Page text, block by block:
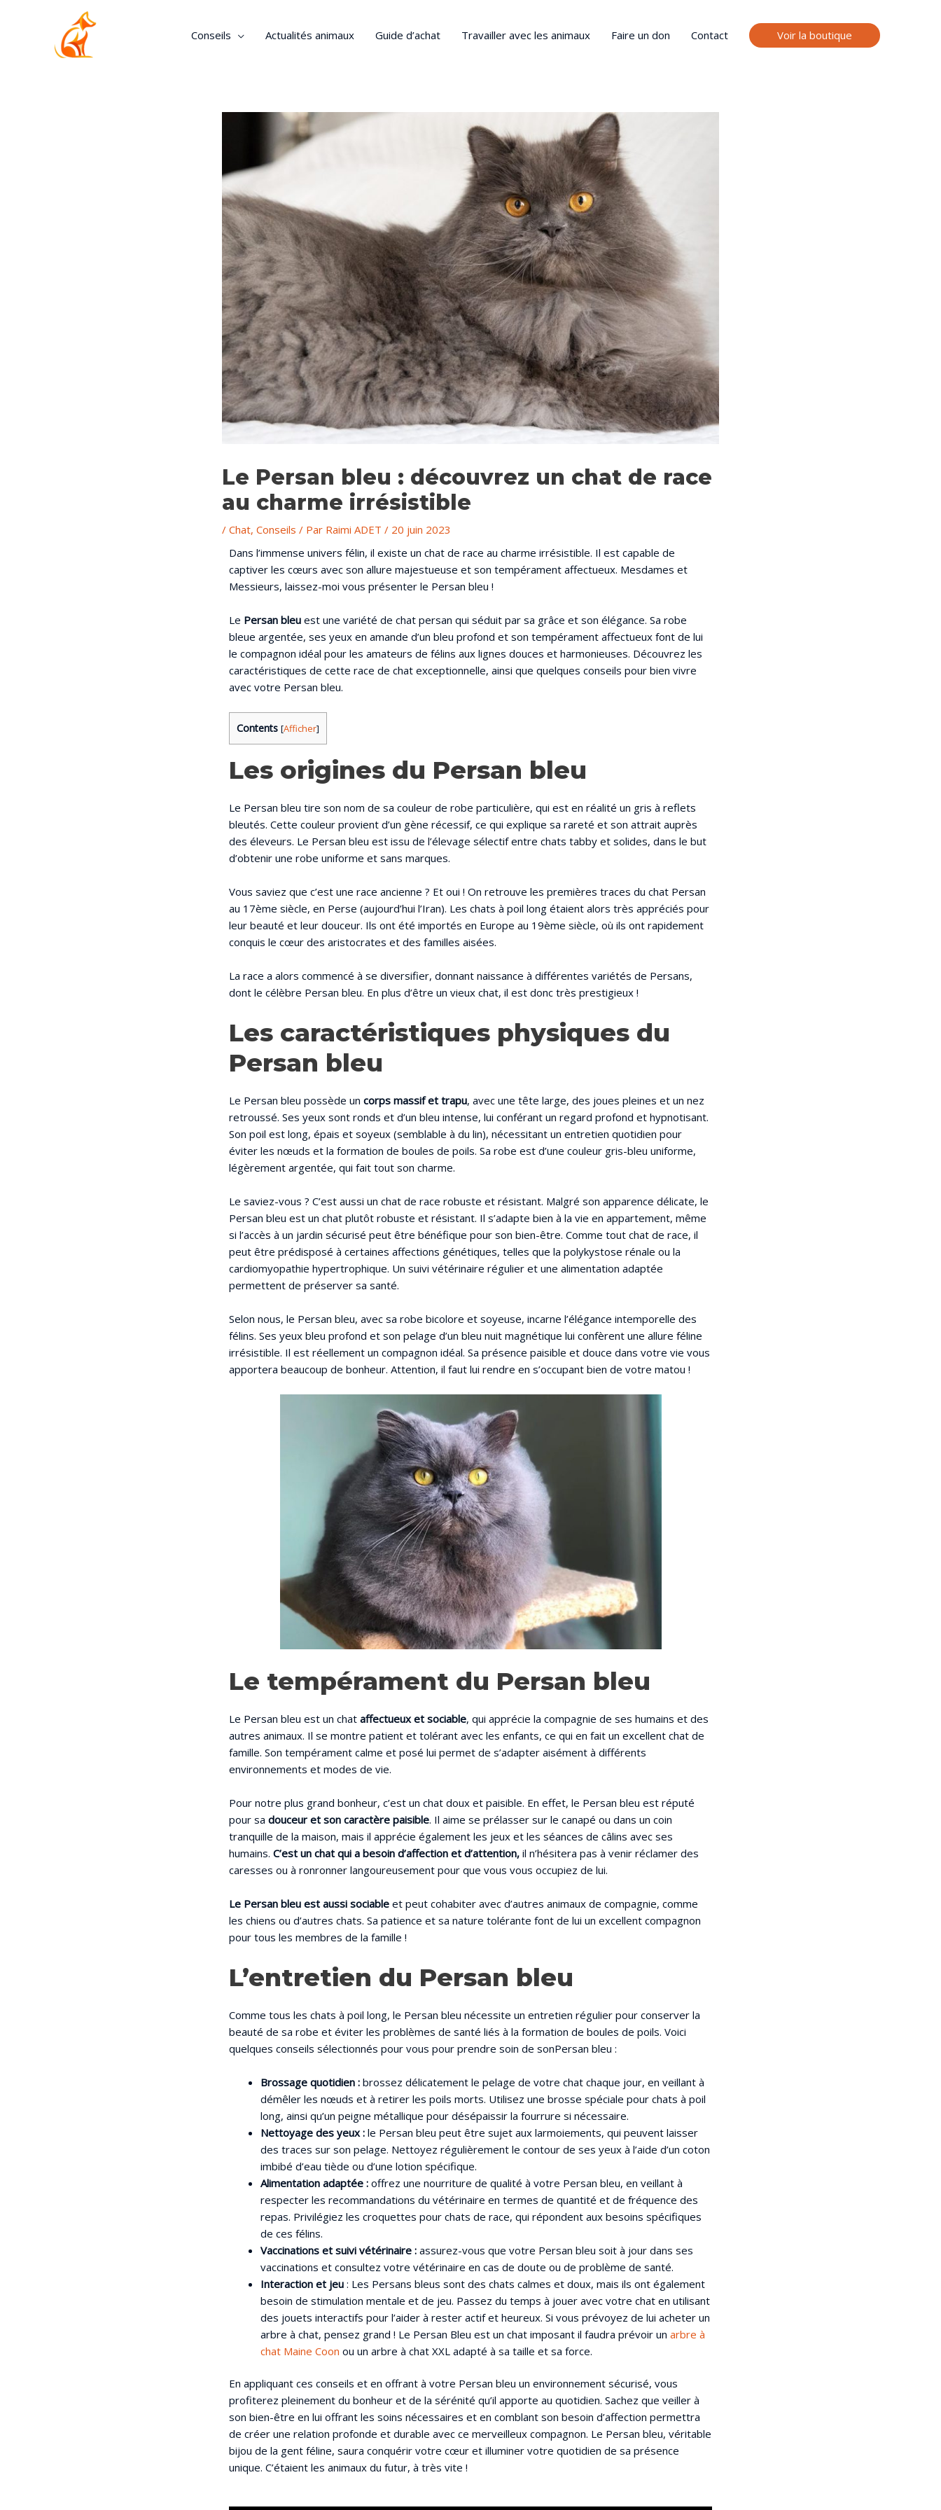
Conseils Actualités animaux Guide d’achat Travailler avec les animaux Faire un don Contact Voir la boutique
Le Persan bleu : découvrez un chat de race
au charme irrésistible
/ Chat, Conseils / Par Raimi ADET / 20 juin 2023
Dans l’immense univers félin, il existe un chat de race au charme irrésistible. Il est capable de
captiver les cœurs avec son allure majestueuse et son tempérament affectueux. Mesdames et
Messieurs, laissez-moi vous présenter le Persan bleu !
Le Persan bleu est une variété de chat persan qui séduit par sa grâce et son élégance. Sa robe
bleue argentée, ses yeux en amande d’un bleu profond et son tempérament affectueux font de lui
le compagnon idéal pour les amateurs de félins aux lignes douces et harmonieuses. Découvrez les
caractéristiques de cette race de chat exceptionnelle, ainsi que quelques conseils pour bien vivre
avec votre Persan bleu.
Contents [Afficher]
Les origines du Persan bleu
Le Persan bleu tire son nom de sa couleur de robe particulière, qui est en réalité un gris à reflets
bleutés. Cette couleur provient d’un gène récessif, ce qui explique sa rareté et son attrait auprès
des éleveurs. Le Persan bleu est issu de l’élevage sélectif entre chats tabby et solides, dans le but
d’obtenir une robe uniforme et sans marques.
Vous saviez que c’est une race ancienne ? Et oui ! On retrouve les premières traces du chat Persan
au 17ème siècle, en Perse (aujourd’hui l’Iran). Les chats à poil long étaient alors très appréciés pour
leur beauté et leur douceur. Ils ont été importés en Europe au 19ème siècle, où ils ont rapidement
conquis le cœur des aristocrates et des familles aisées.
La race a alors commencé à se diversifier, donnant naissance à différentes variétés de Persans,
dont le célèbre Persan bleu. En plus d’être un vieux chat, il est donc très prestigieux !
Les caractéristiques physiques du
Persan bleu
Le Persan bleu possède un corps massif et trapu, avec une tête large, des joues pleines et un nez
retroussé. Ses yeux sont ronds et d’un bleu intense, lui conférant un regard profond et hypnotisant.
Son poil est long, épais et soyeux (semblable à du lin), nécessitant un entretien quotidien pour
éviter les nœuds et la formation de boules de poils. Sa robe est d’une couleur gris-bleu uniforme,
légèrement argentée, qui fait tout son charme.
Le saviez-vous ? C’est aussi un chat de race robuste et résistant. Malgré son apparence délicate, le
Persan bleu est un chat plutôt robuste et résistant. Il s’adapte bien à la vie en appartement, même
si l’accès à un jardin sécurisé peut être bénéfique pour son bien-être. Comme tout chat de race, il
peut être prédisposé à certaines affections génétiques, telles que la polykystose rénale ou la
cardiomyopathie hypertrophique. Un suivi vétérinaire régulier et une alimentation adaptée
permettent de préserver sa santé.
Selon nous, le Persan bleu, avec sa robe bicolore et soyeuse, incarne l’élégance intemporelle des
félins. Ses yeux bleu profond et son pelage d’un bleu nuit magnétique lui confèrent une allure féline
irrésistible. Il est réellement un compagnon idéal. Sa présence paisible et douce dans votre vie vous
apportera beaucoup de bonheur. Attention, il faut lui rendre en s’occupant bien de votre matou !
Le tempérament du Persan bleu
Le Persan bleu est un chat affectueux et sociable, qui apprécie la compagnie de ses humains et des
autres animaux. Il se montre patient et tolérant avec les enfants, ce qui en fait un excellent chat de
famille. Son tempérament calme et posé lui permet de s’adapter aisément à différents
environnements et modes de vie.
Pour notre plus grand bonheur, c’est un chat doux et paisible. En effet, le Persan bleu est réputé
pour sa douceur et son caractère paisible. Il aime se prélasser sur le canapé ou dans un coin
tranquille de la maison, mais il apprécie également les jeux et les séances de câlins avec ses
humains. C’est un chat qui a besoin d’affection et d’attention, il n’hésitera pas à venir réclamer des
caresses ou à ronronner langoureusement pour que vous vous occupiez de lui.
Le Persan bleu est aussi sociable et peut cohabiter avec d’autres animaux de compagnie, comme
les chiens ou d’autres chats. Sa patience et sa nature tolérante font de lui un excellent compagnon
pour tous les membres de la famille !
L’entretien du Persan bleu
Comme tous les chats à poil long, le Persan bleu nécessite un entretien régulier pour conserver la
beauté de sa robe et éviter les problèmes de santé liés à la formation de boules de poils. Voici
quelques conseils sélectionnés pour vous pour prendre soin de sonPersan bleu :
Brossage quotidien : brossez délicatement le pelage de votre chat chaque jour, en veillant à
démêler les nœuds et à retirer les poils morts. Utilisez une brosse spéciale pour chats à poil
long, ainsi qu’un peigne métallique pour désépaissir la fourrure si nécessaire.
Nettoyage des yeux : le Persan bleu peut être sujet aux larmoiements, qui peuvent laisser
des traces sur son pelage. Nettoyez régulièrement le contour de ses yeux à l’aide d’un coton
imbibé d’eau tiède ou d’une lotion spécifique.
Alimentation adaptée : offrez une nourriture de qualité à votre Persan bleu, en veillant à
respecter les recommandations du vétérinaire en termes de quantité et de fréquence des
repas. Privilégiez les croquettes pour chats de race, qui répondent aux besoins spécifiques
de ces félins.
Vaccinations et suivi vétérinaire : assurez-vous que votre Persan bleu soit à jour dans ses
vaccinations et consultez votre vétérinaire en cas de doute ou de problème de santé.
Interaction et jeu : Les Persans bleus sont des chats calmes et doux, mais ils ont également
besoin de stimulation mentale et de jeu. Passez du temps à jouer avec votre chat en utilisant
des jouets interactifs pour l’aider à rester actif et heureux. Si vous prévoyez de lui acheter un
arbre à chat, pensez grand ! Le Persan Bleu est un chat imposant il faudra prévoir un arbre à
chat Maine Coon ou un arbre à chat XXL adapté à sa taille et sa force.
En appliquant ces conseils et en offrant à votre Persan bleu un environnement sécurisé, vous
profiterez pleinement du bonheur et de la sérénité qu’il apporte au quotidien. Sachez que veiller à
son bien-être en lui offrant les soins nécessaires et en comblant son besoin d’affection permettra
de créer une relation profonde et durable avec ce merveilleux compagnon. Le Persan bleu, véritable
bijou de la gent féline, saura conquérir votre cœur et illuminer votre quotidien de sa présence
unique. C’étaient les animaux du futur, à très vite !